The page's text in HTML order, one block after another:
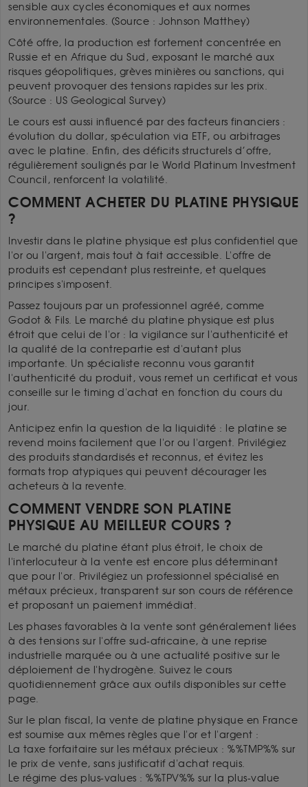
sensible aux cycles économiques et aux normes
environnementales. (Source : Johnson Matthey)
Côté offre, la production est fortement concentrée en
Russie et en Afrique du Sud, exposant le marché aux
risques géopolitiques, grèves minières ou sanctions, qui
peuvent provoquer des tensions rapides sur les prix.
(Source : US Geological Survey)
Le cours est aussi influencé par des facteurs financiers :
évolution du dollar, spéculation via ETF, ou arbitrages
avec le platine. Enfin, des déficits structurels d’offre,
régulièrement soulignés par le World Platinum Investment
Council, renforcent la volatilité.
COMMENT ACHETER DU PLATINE PHYSIQUE
?
Investir dans le platine physique est plus confidentiel que
l'or ou l'argent, mais tout à fait accessible. L'offre de
produits est cependant plus restreinte, et quelques
principes s'imposent.
Passez toujours par un professionnel agréé, comme
Godot & Fils. Le marché du platine physique est plus
étroit que celui de l'or : la vigilance sur l'authenticité et
la qualité de la contrepartie est d'autant plus
importante. Un spécialiste reconnu vous garantit
l'authenticité du produit, vous remet un certificat et vous
conseille sur le timing d'achat en fonction du cours du
jour.
Anticipez enfin la question de la liquidité : le platine se
revend moins facilement que l'or ou l'argent. Privilégiez
des produits standardisés et reconnus, et évitez les
formats trop atypiques qui peuvent décourager les
acheteurs à la revente.
COMMENT VENDRE SON PLATINE
PHYSIQUE AU MEILLEUR COURS ?
Le marché du platine étant plus étroit, le choix de
l'interlocuteur à la vente est encore plus déterminant
que pour l'or. Privilégiez un professionnel spécialisé en
métaux précieux, transparent sur son cours de référence
et proposant un paiement immédiat.
Les phases favorables à la vente sont généralement liées
à des tensions sur l'offre sud-africaine, à une reprise
industrielle marquée ou à une actualité positive sur le
déploiement de l'hydrogène. Suivez le cours
quotidiennement grâce aux outils disponibles sur cette
page.
Sur le plan fiscal, la vente de platine physique en France
est soumise aux mêmes règles que l'or et l'argent :
La taxe forfaitaire sur les métaux précieux : %%TMP%% sur
le prix de vente, sans justificatif d'achat requis.
Le régime des plus-values : %%TPV%% sur la plus-value